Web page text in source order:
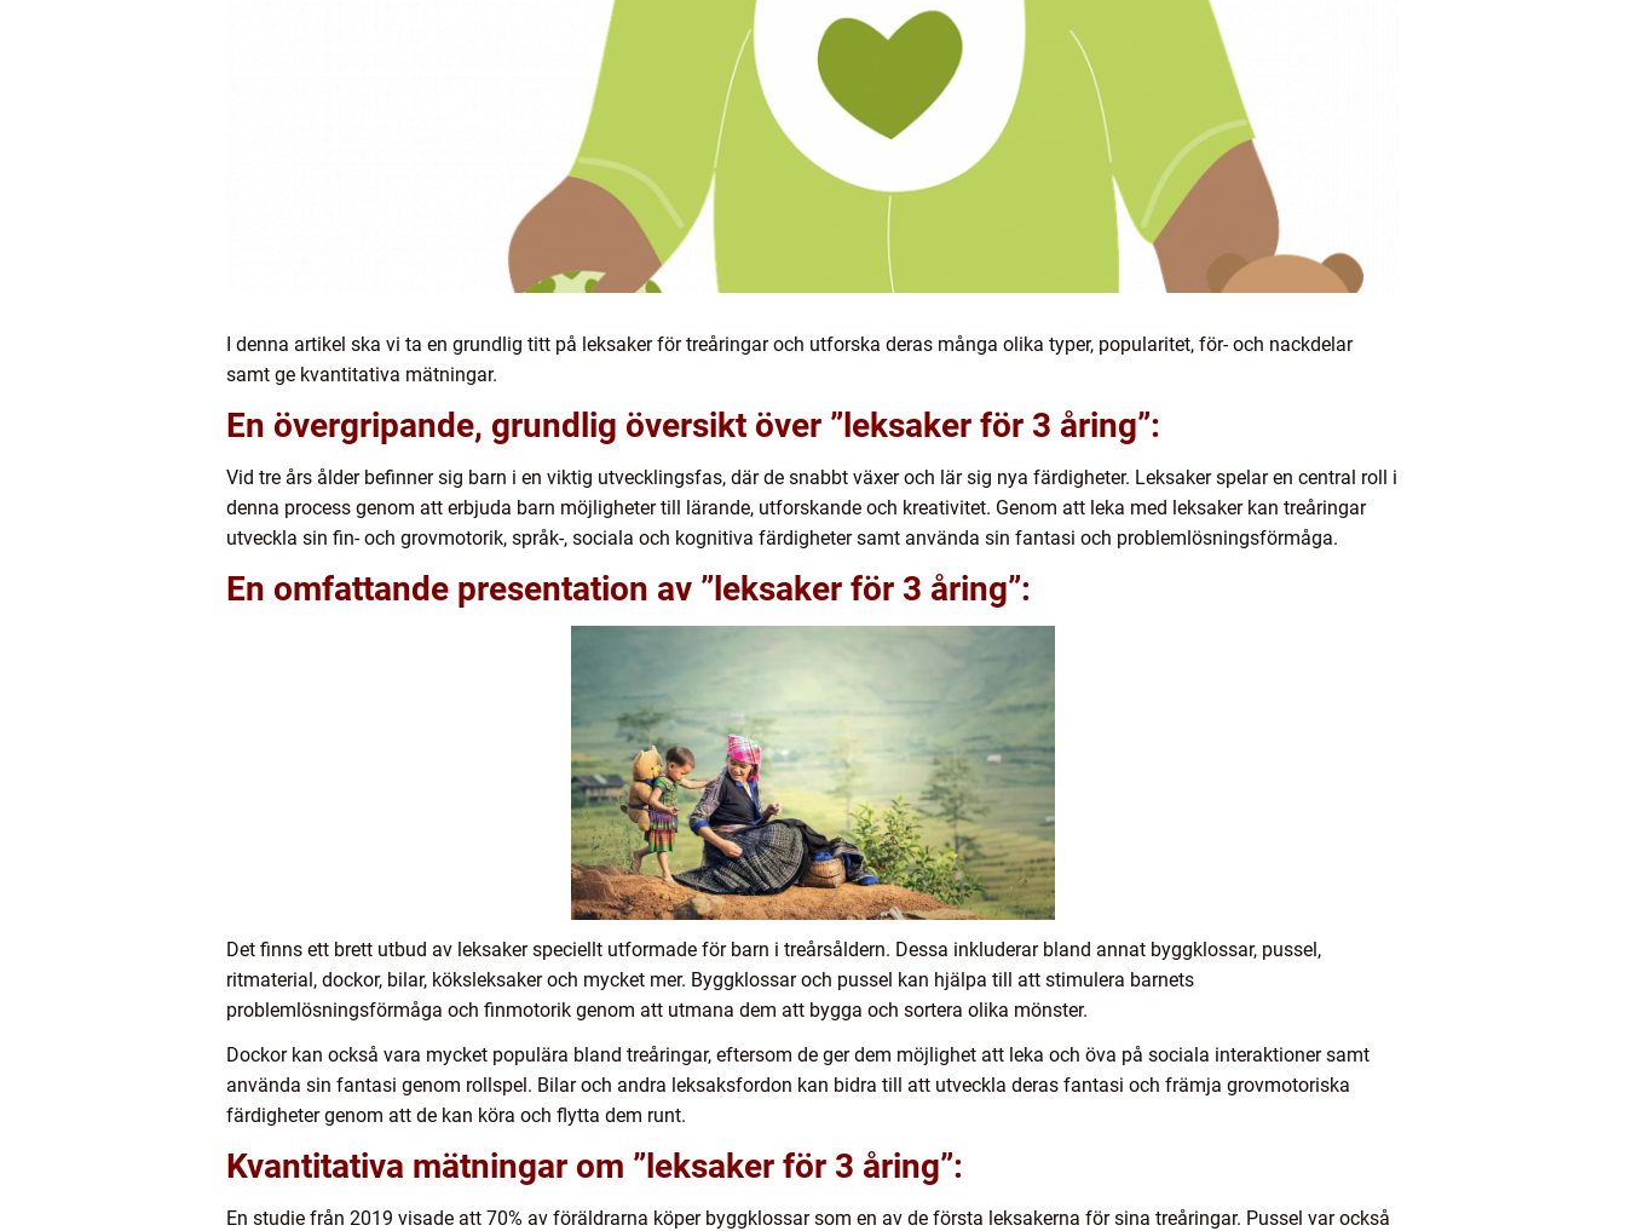
I denna artikel ska vi ta en grundlig titt på leksaker för treåringar och utforska deras många olika typer, popularitet, för- och nackdelar
samt ge kvantitativa mätningar.
En övergripande, grundlig översikt över ”leksaker för 3 åring”:
Vid tre års ålder befinner sig barn i en viktig utvecklingsfas, där de snabbt växer och lär sig nya färdigheter. Leksaker spelar en central roll i
denna process genom att erbjuda barn möjligheter till lärande, utforskande och kreativitet. Genom att leka med leksaker kan treåringar
utveckla sin fin- och grovmotorik, språk-, sociala och kognitiva färdigheter samt använda sin fantasi och problemlösningsförmåga.
En omfattande presentation av ”leksaker för 3 åring”:
Det finns ett brett utbud av leksaker speciellt utformade för barn i treårsåldern. Dessa inkluderar bland annat byggklossar, pussel,
ritmaterial, dockor, bilar, köksleksaker och mycket mer. Byggklossar och pussel kan hjälpa till att stimulera barnets
problemlösningsförmåga och finmotorik genom att utmana dem att bygga och sortera olika mönster.
Dockor kan också vara mycket populära bland treåringar, eftersom de ger dem möjlighet att leka och öva på sociala interaktioner samt
använda sin fantasi genom rollspel. Bilar och andra leksaksfordon kan bidra till att utveckla deras fantasi och främja grovmotoriska
färdigheter genom att de kan köra och flytta dem runt.
Kvantitativa mätningar om ”leksaker för 3 åring”:
En studie från 2019 visade att 70% av föräldrarna köper byggklossar som en av de första leksakerna för sina treåringar. Pussel var också